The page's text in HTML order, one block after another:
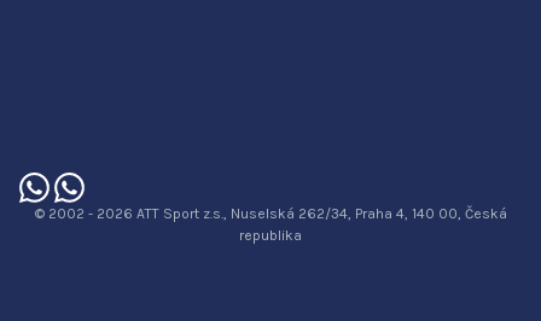
© 2002 - 2026 ATT Sport z.s., Nuselská 262/34, Praha 4, 140 00, Česká
republika